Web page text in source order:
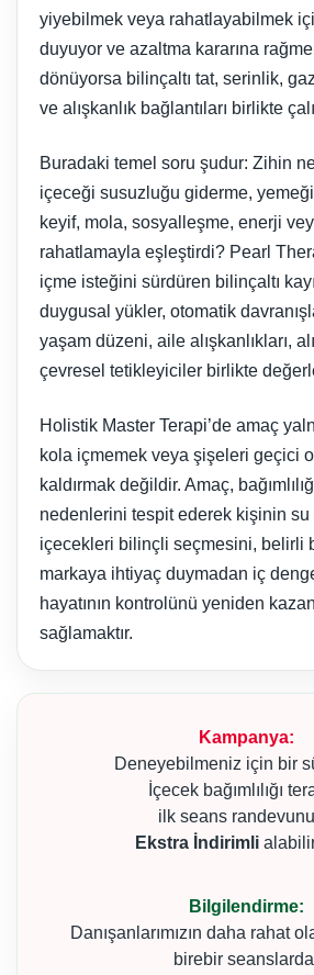
yiyebilmek veya rahatlayabilmek
duyuyor ve azaltma kararına
dönüyorsa bilinçaltı tat, serinlik,
ve alışkanlık bağlantıları birlikte
Buradaki temel soru şudur: Zihin
içeceği susuzluğu giderme,
keyif, mola, sosyalleşme, enerji
rahatlamayla eşleştirdi? Pearl
içme isteğini sürdüren bilinçaltı
duygusal yükler, otomatik
yaşam düzeni, aile alışkanlıkları,
çevresel tetikleyiciler birlikte
Holistik Master Terapi’de amaç
kola içmemek veya şişeleri geçici
kaldırmak değildir. Amaç,
nedenlerini tespit ederek kişinin su
içecekleri bilinçli seçmesini, belirli
markaya ihtiyaç duymadan iç
hayatının kontrolünü yeniden
sağlamaktır.
Kampanya:
Deneyebilmeniz için bir
İçecek bağımlılığı
ilk seans
Ekstra İndirimli
Bilgilendirme:
Danışanlarımızın daha rahat
birebir